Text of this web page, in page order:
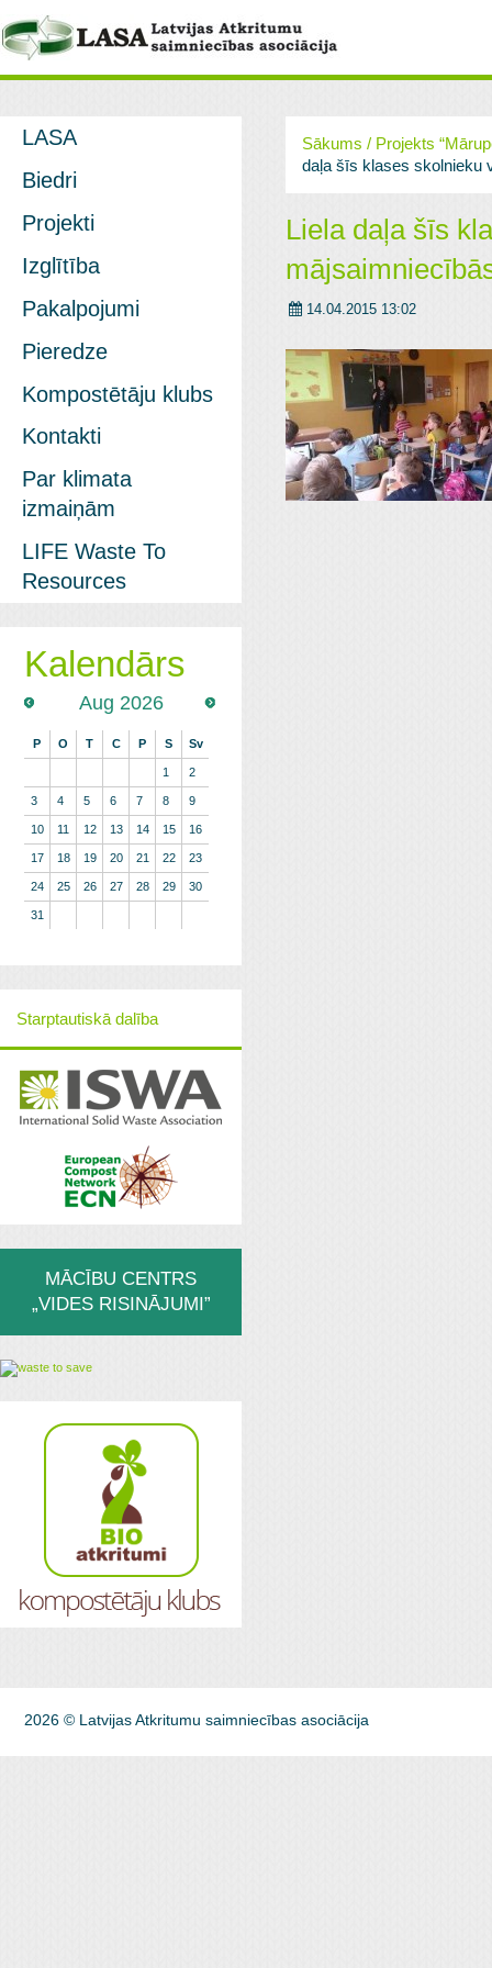
Sākums / Projekts
daļa šīs klases skolnieku
Liela daļa šīs
14.04.2015 13:02
LASA
Biedri
Projekti
Izglītība
Pakalpojumi
Pieredze
Kompostētāju klubs
Kontakti
Par klimata
izmaiņām
LIFE Waste To
Resources
Kalendārs
Aug 2026
P O T C P S Sv
1 2
3 4 5 6 7 8 9
10 11 12 13 14 15 16
17 18 19 20 21 22 23
24 25 26 27 28 29 30
31
Starptautiskā dalība
MĀCĪBU CENTRS
„VIDES RISINĀJUMI”
2026 © Latvijas Atkritumu saimniecības asociācija